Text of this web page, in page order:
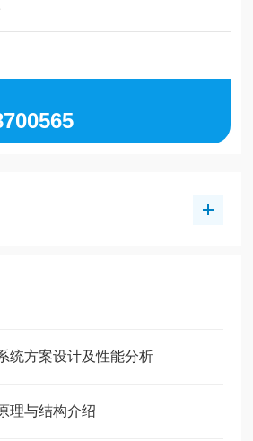
统方案设计及性能分析
理与结构介绍